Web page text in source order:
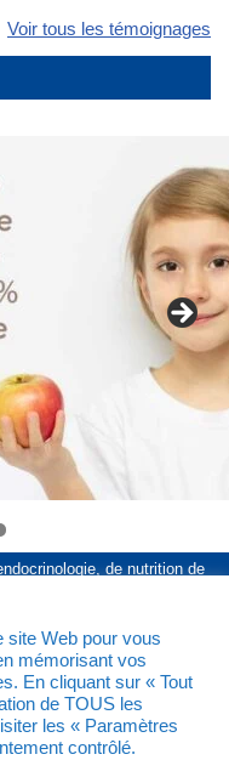
Voir tous les témoignages
de nutrition de
site Web pour vous
mémorisant vos
En cliquant sur « Tout
de TOUS les
les « Paramètres
contrôlé.